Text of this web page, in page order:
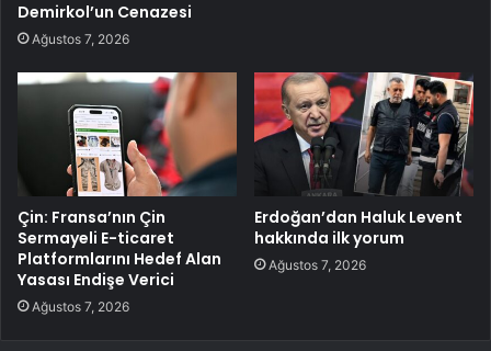
Demirkol’un Cenazesi
Ağustos 7, 2026
Çin: Fransa’nın Çin
Sermayeli E-ticaret
Platformlarını Hedef Alan
Yasası Endişe Verici
Ağustos 7, 2026
Erdoğan’dan Haluk Levent
hakkında ilk yorum
Ağustos 7, 2026